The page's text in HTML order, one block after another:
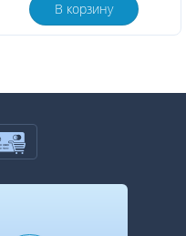
В корзину